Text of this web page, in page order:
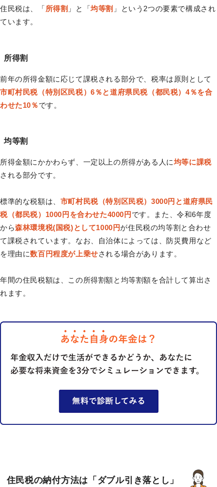
住民税は、「所得割 」と「均等割 」という2つの要素で構成され
ています。
所得割
前年の所得金額に応じて課税される部分で、税率は原則として
市町村民税（特別区民税）6％と道府県民税（都民税）4％を合
わせた10％です。
均等割
所得金額にかかわらず、一定以上の所得がある人に均等に課税
される部分です。
標準的な税額は、 市町村民税（特別区民税）3000円と道府県民
税（都民税）1000円を合わせた4000円 です。また、令和6年度
から森林環境税(国税)として1000円が住民税の均等割と合わせ
て課税されています。なお、自治体によっては、防災費用など
を理由に数百円程度が上乗せされる場合があります。
年間の住民税額は、この所得割額と均等割額を合計して算出さ
れます。
住民税の納付方法は「ダブル引き落とし」